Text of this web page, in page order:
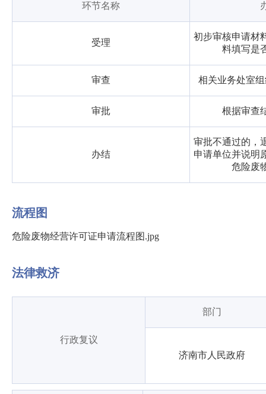
环节名称
受理
初步审核申请材
料填写是
审查 相关业务处室
审批 根据审查
办结
审批不通过的，
申请单位并说明
危险废
流程图
危险废物经营许可证申请流程图.jpg
法律救济
行政复议
部门
济南市人民政府